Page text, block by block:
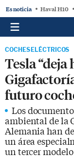
Es noticia Haval H10
COCHES ELÉCTRICOS
Tesla “deja
futuro
Los
ambiental de la
Alemania han
un área
un tercer